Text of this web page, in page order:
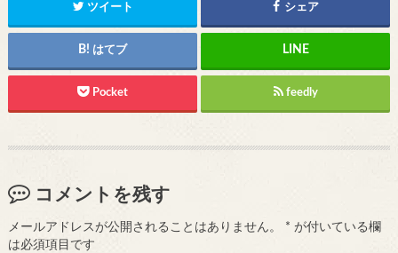
ツイート シェア
はてブ
Pocket feedly
コメントを残す
メールアドレスが公開されることはありません。 * が付いている欄
は必須項目です